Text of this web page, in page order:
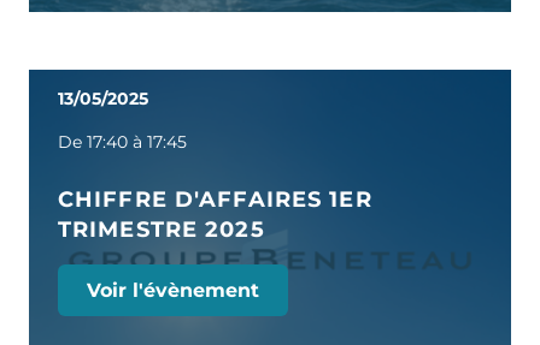
13/05/2025
De 17:40 à 17:45
CHIFFRE D'AFFAIRES 1ER
TRIMESTRE 2025
Voir l'évènement